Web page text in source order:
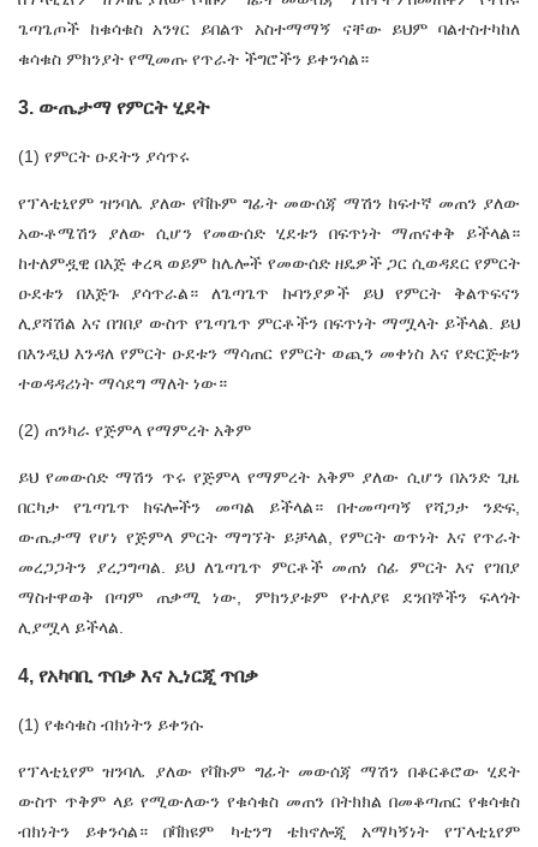
ጌጣጌጦች ከቁሳቁስ አንፃር ይበልጥ አስተማማኝ ናቸው ይህም ባልተስተካከለ
ቁሳቁስ ምክንያት የሚመጡ የጥራት ችግሮችን ይቀንሳል።
3. ውጤታማ የምርት ሂደት
(1) የምርት ዑደትን ያሳጥሩ
የፕላቲኒየም ዝንባሌ ያለው የቫኩም ግፊት መውሰጃ ማሽን ከፍተኛ መጠን ያለው
አውቶሜሽን ያለው ሲሆን የመውሰድ ሂደቱን በፍጥነት ማጠናቀቅ ይችላል።
ከተለምዷዊ በእጅ ቀረጻ ወይም ከሌሎች የመውሰድ ዘዴዎች ጋር ሲወዳደር የምርት
ዑደቱን በእጅጉ ያሳጥራል። ለጌጣጌጥ ኩባንያዎች ይህ የምርት ቅልጥፍናን
ሊያሻሽል እና በገበያ ውስጥ የጌጣጌጥ ምርቶችን በፍጥነት ማሟላት ይችላል. ይህ
በእንዲህ እንዳለ የምርት ዑደቱን ማሳጠር የምርት ወጪን መቀነስ እና የድርጅቱን
ተወዳዳሪነት ማሳደግ ማለት ነው።
(2) ጠንካራ የጅምላ የማምረት አቅም
ይህ የመውሰድ ማሽን ጥሩ የጅምላ የማምረት አቅም ያለው ሲሆን በአንድ ጊዜ
በርካታ የጌጣጌጥ ክፍሎችን መጣል ይችላል። በተመጣጣኝ የሻጋታ ንድፍ,
ውጤታማ የሆነ የጅምላ ምርት ማግኘት ይቻላል, የምርት ወጥነት እና የጥራት
መረጋጋትን ያረጋግጣል. ይህ ለጌጣጌጥ ምርቶች መጠነ ሰፊ ምርት እና የገበያ
ማስተዋወቅ በጣም ጠቃሚ ነው, ምክንያቱም የተለያዩ ደንበኞችን ፍላጎት
ሊያሟላ ይችላል.
4, የአካባቢ ጥበቃ እና ኢነርጂ ጥበቃ
(1) የቁሳቁስ ብክነትን ይቀንሱ
የፕላቲኒየም ዝንባሌ ያለው የቫኩም ግፊት መውሰጃ ማሽን በቆርቆሮው ሂደት
ውስጥ ጥቅም ላይ የሚውለውን የቁሳቁስ መጠን በትክክል በመቆጣጠር የቁሳቁስ
ብክነትን ይቀንሳል። በቫክዩም ካቲንግ ቴክኖሎጂ አማካኝነት የፕላቲኒየም